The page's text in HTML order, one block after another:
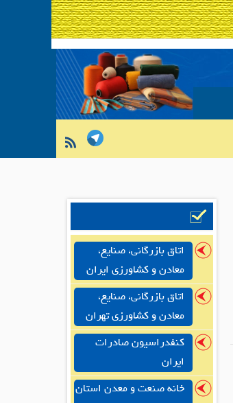
اتاق بازرگانی، صنایع،
معادن و کشاورزی ایران
اتاق بازرگانی، صنایع،
معادن و کشاورزی تهران
کنفدراسیون صادرات
ایران
خانه صنعت و معدن استان